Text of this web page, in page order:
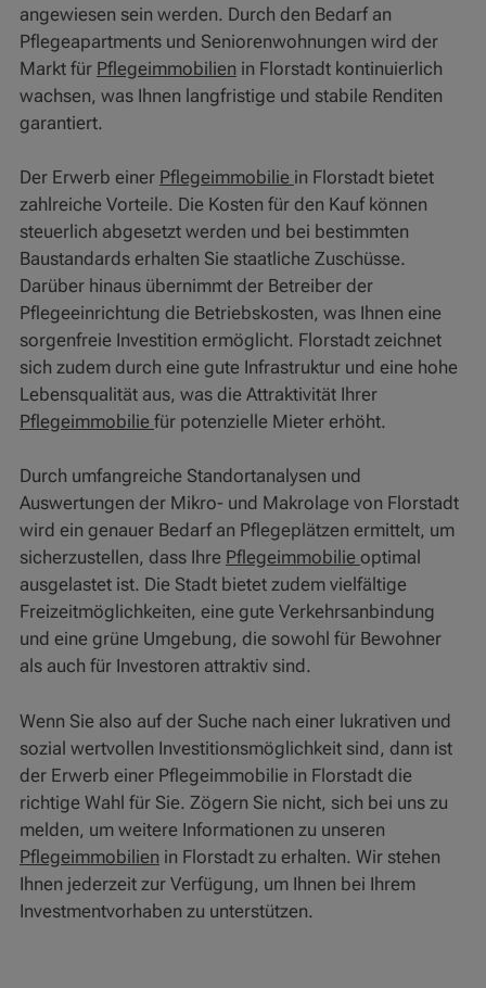
angewiesen sein werden. Durch den Bedarf an
Pflegeapartments und Seniorenwohnungen wird der
Markt für Pflegeimmobilien in Florstadt kontinuierlich
wachsen, was Ihnen langfristige und stabile Renditen
garantiert.
Der Erwerb einer Pflegeimmobilie in Florstadt bietet
zahlreiche Vorteile. Die Kosten für den Kauf können
steuerlich abgesetzt werden und bei bestimmten
Baustandards erhalten Sie staatliche Zuschüsse.
Darüber hinaus übernimmt der Betreiber der
Pflegeeinrichtung die Betriebskosten, was Ihnen eine
sorgenfreie Investition ermöglicht. Florstadt zeichnet
sich zudem durch eine gute Infrastruktur und eine hohe
Lebensqualität aus, was die Attraktivität Ihrer
Pflegeimmobilie für potenzielle Mieter erhöht.
Durch umfangreiche Standortanalysen und
Auswertungen der Mikro- und Makrolage von Florstadt
wird ein genauer Bedarf an Pflegeplätzen ermittelt, um
sicherzustellen, dass Ihre Pflegeimmobilie optimal
ausgelastet ist. Die Stadt bietet zudem vielfältige
Freizeitmöglichkeiten, eine gute Verkehrsanbindung
und eine grüne Umgebung, die sowohl für Bewohner
als auch für Investoren attraktiv sind.
Wenn Sie also auf der Suche nach einer lukrativen und
sozial wertvollen Investitionsmöglichkeit sind, dann ist
der Erwerb einer Pflegeimmobilie in Florstadt die
richtige Wahl für Sie. Zögern Sie nicht, sich bei uns zu
melden, um weitere Informationen zu unseren
Pflegeimmobilien in Florstadt zu erhalten. Wir stehen
Ihnen jederzeit zur Verfügung, um Ihnen bei Ihrem
Investmentvorhaben zu unterstützen.